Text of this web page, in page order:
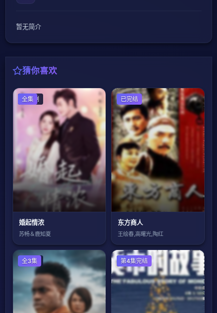
暂无简介
猜你喜欢
国产剧
全集
婚起情浓
苏畅＆鹿知夏
国产剧
已完结
东方商人
王绘春,高曙光,陶红
欧美剧
全3集 国产剧
第4集完结